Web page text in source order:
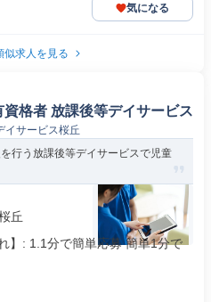
気になる
似求人を見る
格者 放課後等デイサービス
イサービス桜丘
行う放課後等デイサービスで児童
丘
】: 1.1分で簡単応募 簡単1分で